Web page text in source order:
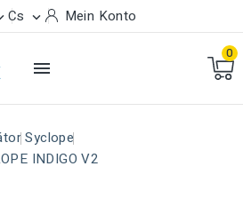
Cs  Mein Konto

0
Syclope
INDIGO V2